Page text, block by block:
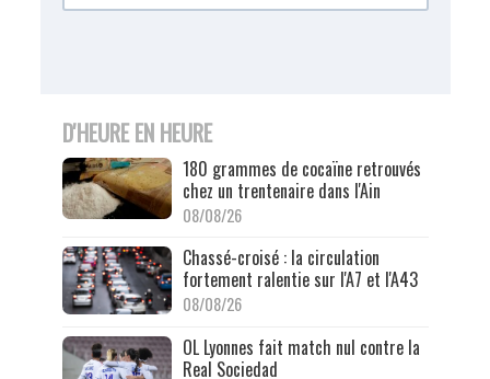
D'HEURE EN HEURE
180 grammes de cocaïne retrouvés
chez un trentenaire dans l'Ain
08/08/26
Chassé-croisé : la circulation
fortement ralentie sur l'A7 et l'A43
08/08/26
OL Lyonnes fait match nul contre la
Real Sociedad